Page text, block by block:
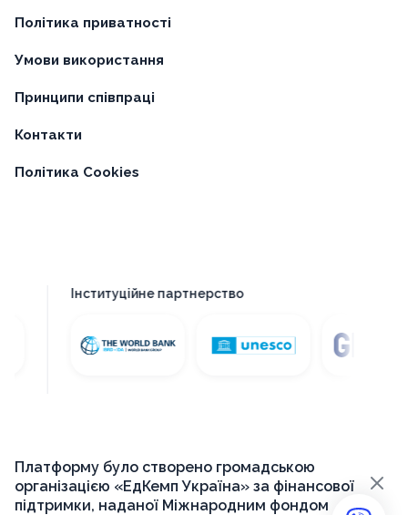
Політика приватності
Умови використання
Принципи співпраці
Контакти
Політика Cookies
Інституційне партнерство
Платформу було створено громадською
організацією «ЕдКемп Україна» за фінансової
підтримки, наданої Міжнародним фондом
×